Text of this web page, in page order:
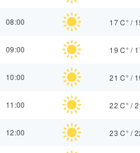
08:00 17 C° /
09:00 19 C° /
10:00 21 C° /
11:00 22 C° /
12:00 23 C° /